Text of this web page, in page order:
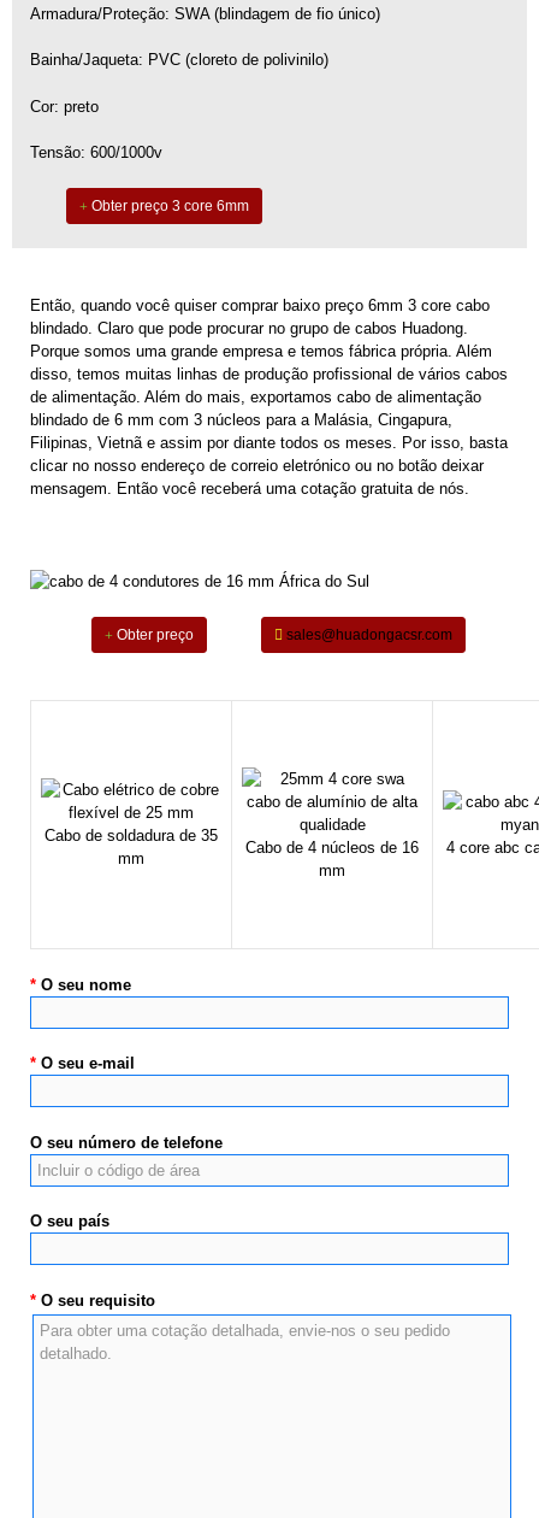
Armadura/Proteção: SWA (blindagem de fio único)
Bainha/Jaqueta: PVC (cloreto de polivinilo)
Cor: preto
Tensão: 600/1000v
Obter preço 3 core 6mm
Então, quando você quiser comprar baixo preço 6mm 3 core cabo
blindado. Claro que pode procurar no grupo de cabos Huadong.
Porque somos uma grande empresa e temos fábrica própria. Além
disso, temos muitas linhas de produção profissional de vários cabos
de alimentação. Além do mais, exportamos cabo de alimentação
blindado de 6 mm com 3 núcleos para a Malásia, Cingapura,
Filipinas, Vietnã e assim por diante todos os meses. Por isso, basta
clicar no nosso endereço de correio eletrónico ou no botão deixar
mensagem. Então você receberá uma cotação gratuita de nós.
Obter preço sales@huadongacsr.com
Cabo de soldadura de 35
mm
Cabo de 4 núcleos de 16
mm
4 core abc
* O seu nome
* O seu e-mail
O seu número de telefone
O seu país
* O seu requisito